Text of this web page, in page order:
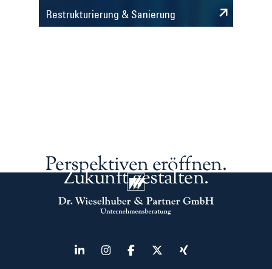
Restrukturierung & Sanierung
Perspektiven eröffnen.
Zukunft gestalten.